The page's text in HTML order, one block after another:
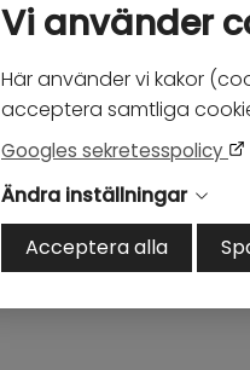
Vi använder
Här använder vi kakor
acceptera samtliga
Googles sekretesspolicy
Ändra inställningar
Acceptera alla